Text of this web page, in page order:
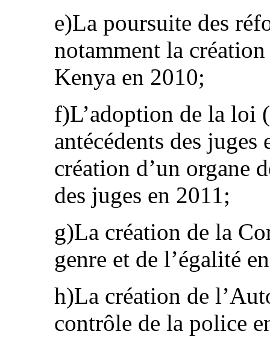
e)La poursuite des
notamment la
Kenya en 2010;
f)L’adoption de la loi
antécédents des juges
création d’un organe
des juges en 2011;
g)La création de la
genre et de l’égalité
h)La création de
contrôle de la police